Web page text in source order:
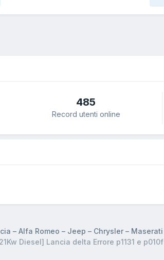
485
Record utenti online
– Alfa Romeo – Jeep – Chrysler – Maserati
Diesel] Lancia delta Errore p1131 e p010f